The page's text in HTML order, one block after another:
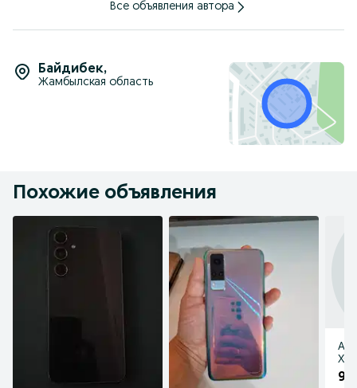
Все объявления автора
Байдибек,
Жамбылская область
Похожие объявления
90